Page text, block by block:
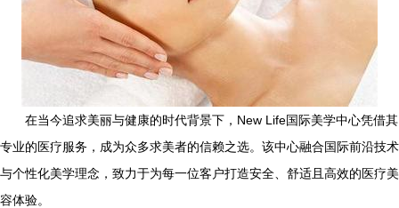
在当今追求美丽与健康的时代背景下，New Life国际美学中心凭借其
专业的医疗服务，成为众多求美者的信赖之选。该中心融合国际前沿技术
与个性化美学理念，致力于为每一位客户打造安全、舒适且高效的医疗美
容体验。